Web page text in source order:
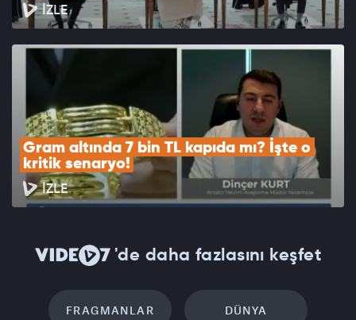
İZLE
Gram altında 7 bin TL kapıda mı? İşte o
kritik senaryo!
İZLE
'de daha fazlasını keşfet
FRAGMANLAR DÜNYA